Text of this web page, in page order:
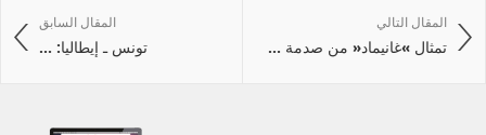
المقال السابق
تونس‭ ‬ـ‭ ‬إيطاليا: ...
المقال التالي
تمثال »غانيماد« من صدمة ...